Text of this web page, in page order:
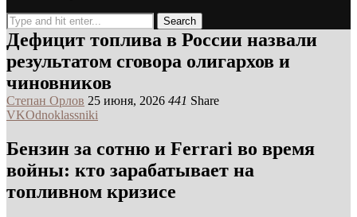
Search
Дефицит топлива в России назвали
результатом сговора олигархов и
чиновников
Степан Орлов 25 июня, 2026 441 Share
VKOdnoklassniki
Бензин за сотню и Ferrari во время
войны: кто зарабатывает на
топливном кризисе